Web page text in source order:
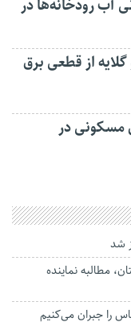
آب رودخانه‌ها در
از قطعی برق
مسکونی در
شد
مطالبه نماینده
را جبران می‌کنیم